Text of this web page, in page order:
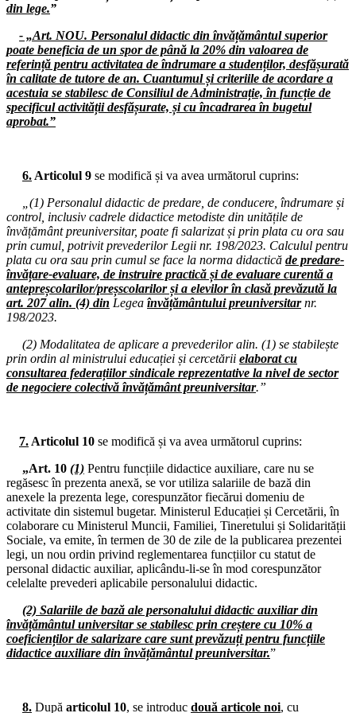
Consiliul Liderilor S.I.P. Județul Hunedoara
09.12.2024
Consiliul de administrație al I.S.J. Hunedoara
06.12.2024
Consiliul de administrație al I.S.J. Hunedoara
03.12.2024
02.12.2024
Consiliul de administrație al I.S.J. Hunedoara
27.11.2024
Biroul Executiv S.I.P. Județul Hunedoara
26.11.2024
Consiliul de administrație al I.S.J. Hunedoara
19.11.2024
Comitetul Local de Dezvoltare a Parteneriatului Social
18.11.2024
Consiliul de administrație al I.S.J. Hunedoara
15.11.2024
Consiliul de administrație al I.S.J. Hunedoara
Comisia Paritară de la nivelul I.S.J. Hunedoara
12.11.2024
Consiliul de administrație al I.S.J. Hunedoara
06.11.2024
Biroul Executiv S.I.P. Județul Hunedoara
04.11.2024
Consiliul de administrație al I.S.J. Hunedoara
Activități sportive în cadrul „Cupei educatorului 2024”
18.10.2024
Cupa Educatorului 2024: competiția băieților
din lege.”
- „Art. NOU. Personalul didactic din învățământul superior
poate beneficia de un spor de până la 20% din valoarea de
referință pentru activitatea de îndrumare a studenților, desfășurată
în calitate de tutore de an. Cuantumul și criteriile de acordare a
acestuia se stabilesc de Consiliul de Administrație, în funcție de
specificul activității desfășurate, și cu încadrarea în bugetul
aprobat.”
6. Articolul 9 se modifică și va avea următorul cuprins:
„(1) Personalul didactic de predare, de conducere, îndrumare și
control, inclusiv cadrele didactice metodiste din unitățile de
învățământ preuniversitar, poate fi salarizat și prin plata cu ora sau
prin cumul, potrivit prevederilor Legii nr. 198/2023. Calculul pentru
plata cu ora sau prin cumul se face la norma didactică de predare-
învățare-evaluare, de instruire practică și de evaluare curentă a
antepreșcolarilor/preșscolarilor și a elevilor în clasă prevăzută la
art. 207 alin. (4) din Legea învățământului preuniversitarnr.
198/2023.
(2) Modalitatea de aplicare a prevederilor alin. (1) se stabilește
prin ordin al ministrului educației și cercetării elaborat cu
consultarea federațiilor sindicale reprezentative la nivel de sector
de negociere colectivă învățământ preuniversitar.”
7. Articolul 10 se modifică și va avea următorul cuprins:
„Art. 10 (1) Pentru funcțiile didactice auxiliare, care nu se
regăsesc în prezenta anexă, se vor utiliza salariile de bază din
anexele la prezenta lege, corespunzător fiecărui domeniu de
activitate din sistemul bugetar. Ministerul Educației și Cercetării, în
colaborare cu Ministerul Muncii, Familiei, Tineretului și Solidarității
Sociale, va emite, în termen de 30 de zile de la publicarea prezentei
legi, un nou ordin privind reglementarea funcțiilor cu statut de
personal didactic auxiliar, aplicându-li-se în mod corespunzător
celelalte prevederi aplicabile personalului didactic.
(2) Salariile de bază ale personalului didactic auxiliar din
învățământul universitar se stabilesc prin creștere cu 10% a
coeficienților de salarizare care sunt prevăzuți pentru funcțiile
didactice auxiliare din învățământul preuniversitar.”
8. După articolul 10, se introduc două articole noi, cu